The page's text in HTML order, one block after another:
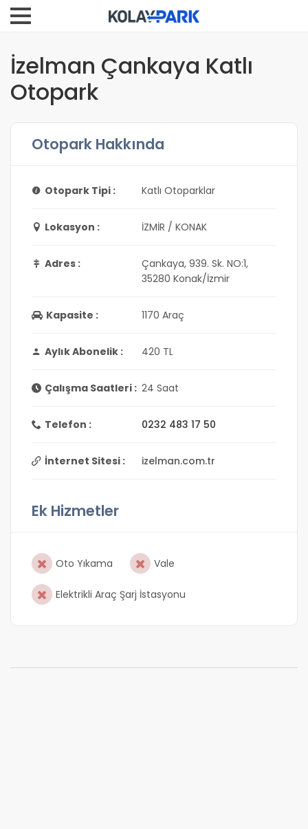
İzelman Çankaya Katlı
Otopark
Otopark Hakkında
Otopark Tipi : Katlı Otoparklar
Lokasyon : İZMİR / KONAK
Adres :
Çankaya, 939. Sk. NO:1,
35280 Konak/İzmir
Kapasite : 1170 Araç
Aylık Abonelik : 420 TL
Çalışma Saatleri : 24 Saat
Telefon : 0232 483 17 50
İnternet Sitesi : izelman.com.tr
Ek Hizmetler
Oto Yıkama Vale
Elektrikli Araç Şarj İstasyonu